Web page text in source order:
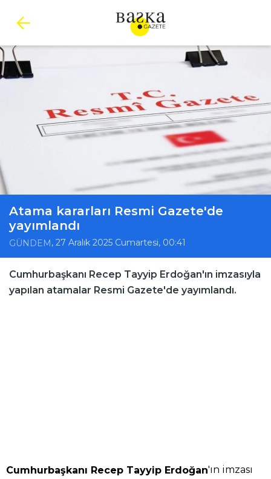
Atama kararları Resmi Gazete'de
yayımlandı
GÜNDEM, 27 Aralık 2025 Cumartesi, 00:41
Cumhurbaşkanı Recep Tayyip Erdoğan'ın imzasıyla
yapılan atamalar Resmi Gazete'de yayımlandı.
Cumhurbaşkanı Recep Tayyip Erdoğan'ın imzası